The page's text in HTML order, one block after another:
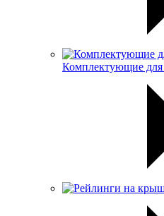
Комплектующие для